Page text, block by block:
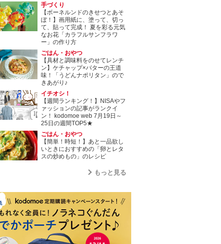
手づくり
【ボーネルンドのきせつとあそ
ぼ！】画用紙に、塗って、切っ
て、貼って完成！ 夏を彩る元気
なお花「カラフルサンフラワ
ー」の作り方
ごはん・おやつ
【具材と調味料をのせてレンチ
ン】ケチャップ×バターの王道
味！「うどんナポリタン」ので
きあがり♪
イチオシ！
【週間ランキング！】NISAやフ
ァッションの記事がランクイ
ン！ kodomoe web 7月19日～
25日の週間TOP5★
ごはん・おやつ
【簡単！時短！】あと一品欲し
いときにおすすめの「卵とレタ
スの炒めもの」のレシピ
もっと見る